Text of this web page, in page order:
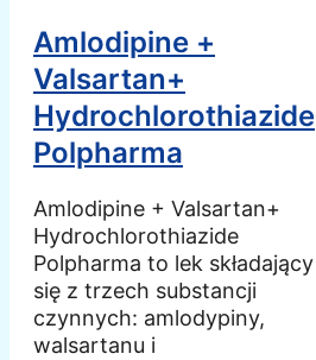
Amlodipine +
Valsartan+
Hydrochlorothiazide
Polpharma
Amlodipine + Valsartan+
Hydrochlorothiazide
Polpharma to lek składający
się z trzech substancji
czynnych: amlodypiny,
walsartanu i